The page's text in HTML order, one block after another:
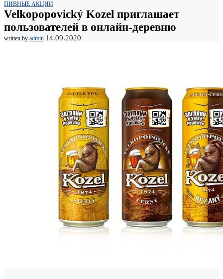
ПИВНЫЕ АКЦИИ
Velkopopovický Kozel приглашает
пользователей в онлайн-деревню
written by admin 14.09.2020